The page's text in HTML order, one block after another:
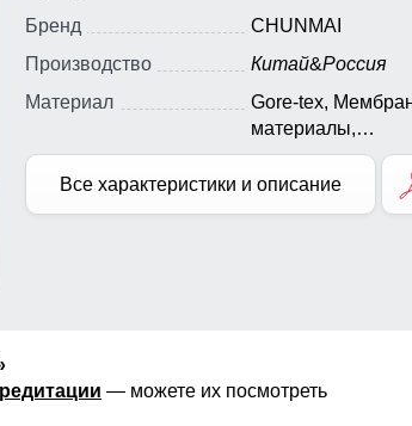
Бренд
CHUNMAI
Производство
Китай&Россия
Материал
Gore-tex,
материалы,
Натуральные
материалы,
Плащевка,
Все характеристики и описание
— можете их посмотреть